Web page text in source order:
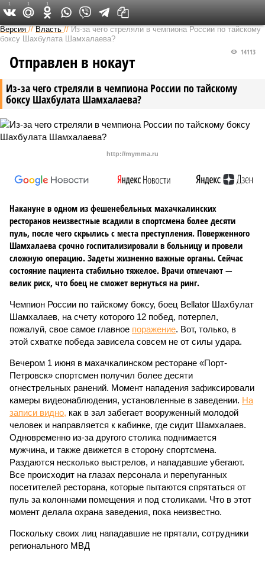
Версия на Кавказе
Версия //Власть //Из-за чего стреляли в чемпиона России по тайскому
боксу Шахбулата Шамхалаева?
Из-за чего стреляли в чемпиона России по тайскому
боксу Шахбулата Шамхалаева?
14113
Отправлен в нокаут
http://mymma.ru
Накануне в одном из фешенебельных махачкалинских
ресторанов неизвестные всадили в спортсмена более десяти
пуль, после чего скрылись с места преступления. Поверженного
Шамхалаева срочно госпитализировали в больницу и провели
сложную операцию. Задеты жизненно важные органы. Сейчас
состояние пациента стабильно тяжелое. Врачи отмечают —
велик риск, что боец не сможет вернуться на ринг.
Чемпион России по тайскому боксу, боец Bellator Шахбулат
Шамхалаев, на счету которого 12 побед, потерпел,
пожалуй, свое самое главное поражение. Вот, только, в
этой схватке победа зависела совсем не от силы удара.
Вечером 1 июня в махачкалинском ресторане «Порт-
Петровск» спортсмен получил более десяти
огнестрельных ранений. Момент нападения зафиксировали
камеры видеонаблюдения, установленные в заведении. На
записи видно, как в зал забегает вооруженный молодой
человек и направляется к кабинке, где сидит Шамхалаев.
Одновременно из-за другого столика поднимается
мужчина, и также движется в сторону спортсмена.
Раздаются несколько выстрелов, и нападавшие убегают.
Все происходит на глазах персонала и перепуганных
посетителей ресторана, которые пытаются спрятаться от
пуль за колоннами помещения и под столиками. Что в этот
момент делала охрана заведения, пока неизвестно.
Поскольку своих лиц нападавшие не прятали, сотрудники
регионального МВД
1 1 1